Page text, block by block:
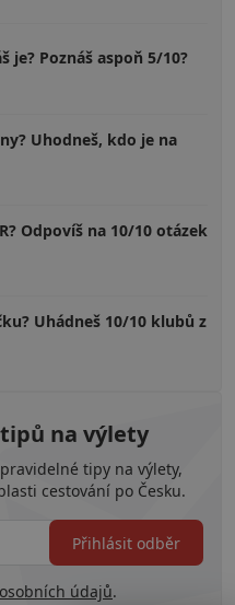
je? Poznáš aspoň 5/10?
Uhodneš, kdo je na
Odpovíš na 10/10 otázek
Uhádneš 10/10 klubů z
na výlety
tipy na výlety,
cestování po Česku.
údajů.
Přihlásit odběr